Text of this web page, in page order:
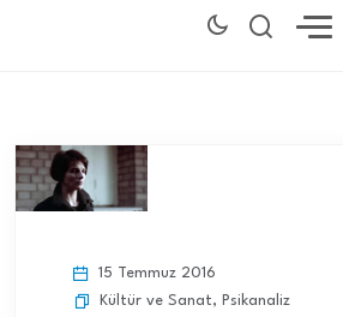
15 Temmuz 2016
Kültür ve Sanat, Psikanaliz